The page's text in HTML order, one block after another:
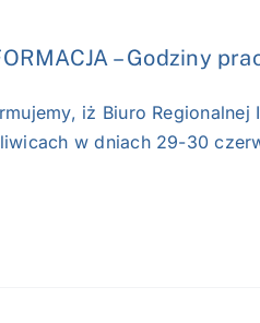
– Godziny
iż Biuro Regionalnej
w dniach 29-30